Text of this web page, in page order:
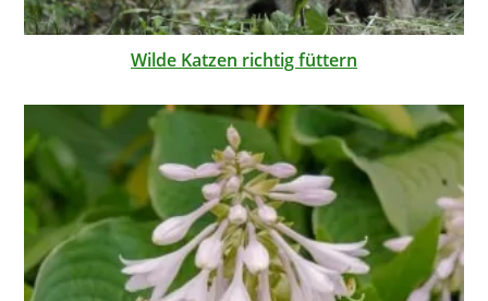
Wilde Katzen richtig füttern